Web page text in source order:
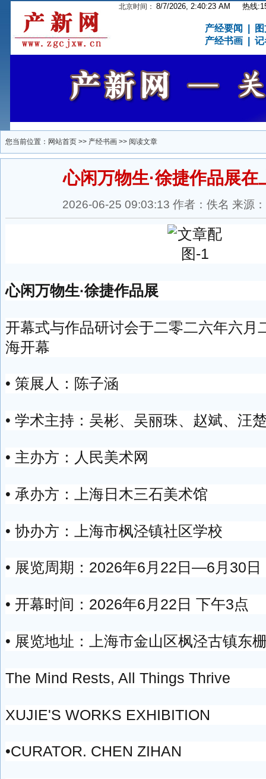
北京时间： 8/7/2026, 2:40:24 AM 热线
产经要闻
产经书画
记
您当前位置： 网站首页 >> 产经书画 >> 阅读文章
心闲万物生·徐捷作品展在
2026-06-25 09:03:13 作者：佚名 来源
心闲万物生·徐捷作品展
开幕式与作品研讨会于二零二六年六月
海开幕
• 策展人：陈子涵
• 学术主持：吴彬、吴丽珠、赵斌、汪
• 主办方：人民美术网
• 承办方：上海日木三石美术馆
• 协办方：上海市枫泾镇社区学校
• 展览周期：2026年6月22日—6月30日
• 开幕时间：2026年6月22日 下午3点
• 展览地址：上海市金山区枫泾古镇东
The Mind Rests, All Things Thrive
XUJIE'S WORKS EXHIBITION
•CURATOR. CHEN ZIHAN